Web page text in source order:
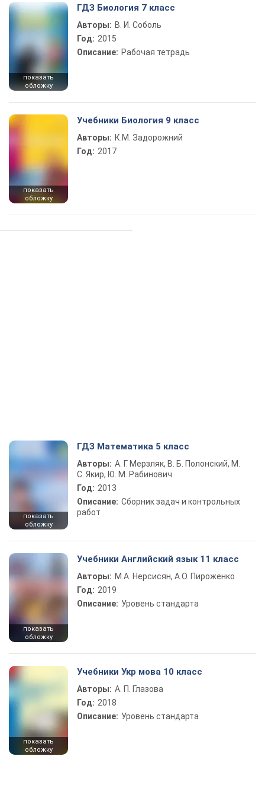
показать
обложку
ГДЗ Биология 7 класс
Авторы: В. И. Соболь
Год: 2015
Описание: Рабочая тетрадь
показать
обложку
Учебники Биология 9 класс
Авторы: К.М. Задорожний
Год: 2017
показать
обложку
ГДЗ Математика 5 класс
Авторы: А. Г. Мерзляк, В. Б. Полонский, М.
С. Якир, Ю. М. Рабинович
Год: 2013
Описание: Сборник задач и контрольных
работ
показать
обложку
Учебники Английский язык 11 класс
Авторы: М.А. Нерсисян, А.О. Пироженко
Год: 2019
Описание: Уровень стандарта
показать
обложку
Учебники Укр мова 10 класс
Авторы: А. П. Глазова
Год: 2018
Описание: Уровень стандарта